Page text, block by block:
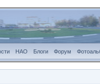
НАО Блоги Форум